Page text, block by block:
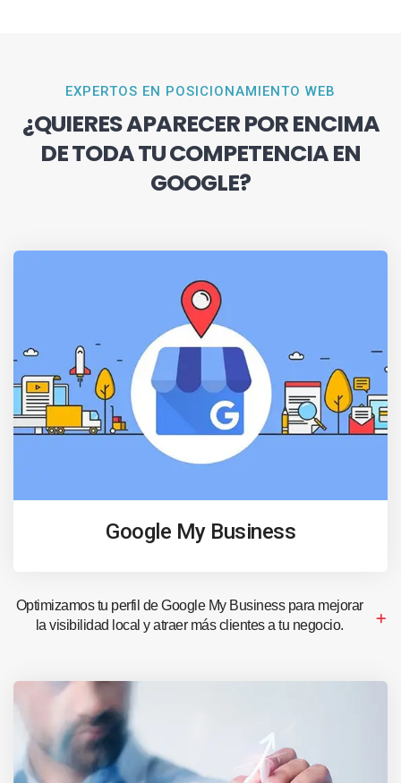
EXPERTOS EN POSICIONAMIENTO WEB
¿QUIERES APARECER POR ENCIMA
DE TODA TU COMPETENCIA EN
GOOGLE?
Google My Business
Optimizamos tu perfil de Google My Business para mejorar
la visibilidad local y atraer más clientes a tu negocio.